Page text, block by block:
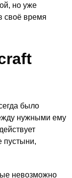
но уже
своё время
было
нужными ему
пустыни,
невозможно